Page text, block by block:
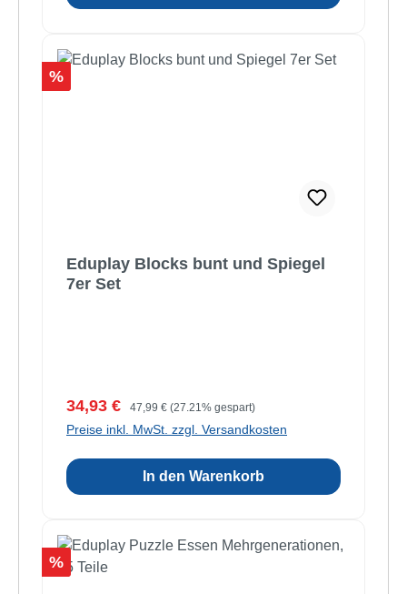
Rabatt
%
Eduplay Blocks bunt und Spiegel
7er Set
Verkaufspreis:
34,93 € Regulärer Preis:
47,99 € (27.21% gespart)
Preise inkl. MwSt. zzgl. Versandkosten
In den Warenkorb
Rabatt
%